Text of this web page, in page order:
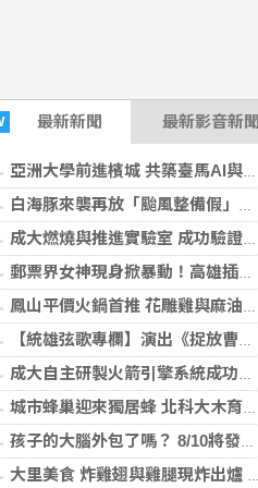
最新新聞 最新影音新聞
亞洲大學前進檳城 共築臺馬AI與半導體人才培育平台
白海豚來襲再放「颱風整備假」？蔣萬安鬆口
成大燃燒與推進實驗室 成功驗證自主研製火箭引擎系統
郵票界女神現身掀暴動！高雄插畫家Rose簽名會8月8日登場
鳳山平價火鍋首推 花雕雞與麻油雞湯底通通有
【統雄弦歌專欄】演出《捉放曹》中絕不重要、但不會被忘的角色…（章台柳）
成大自主研製火箭引擎系統成功驗證
城市蜂巢迎來獨居蜂 北科大木育成果化身真實生態棲地
孩子的大腦外包了嗎？ 8/10將發表全台首份親師生對照大調查！
大里美食 炸雞翅與雞腿現炸出爐 學生最愛平價選擇